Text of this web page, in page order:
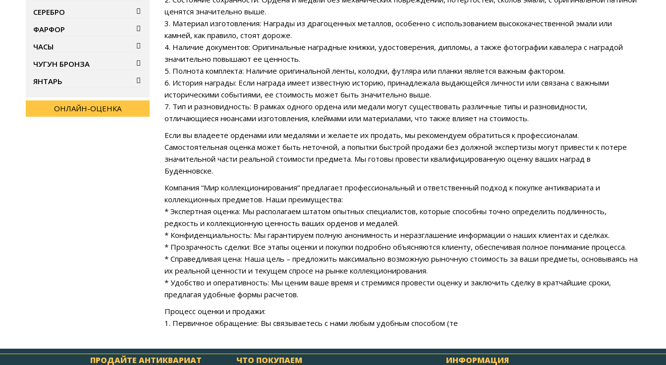
ценятся значительно выше.
3. Материал изготовления: Награды из драгоценных металлов, особенно с использованием высококачественной эмали или
камней, как правило, стоят дороже.
4. Наличие документов: Оригинальные наградные книжки, удостоверения, дипломы, а также фотографии кавалера с наградой
значительно повышают ее ценность.
5. Полнота комплекта: Наличие оригинальной ленты, колодки, футляра или планки является важным фактором.
6. История награды: Если награда имеет известную историю, принадлежала выдающейся личности или связана с важными
историческими событиями, ее стоимость может быть значительно выше.
7. Тип и разновидность: В рамках одного ордена или медали могут существовать различные типы и разновидности,
отличающиеся нюансами изготовления, клеймами или материалами, что также влияет на стоимость.
Если вы владеете орденами или медалями и желаете их продать, мы рекомендуем обратиться к профессионалам.
Самостоятельная оценка может быть неточной, а попытки быстрой продажи без должной экспертизы могут привести к потере
значительной части реальной стоимости предмета. Мы готовы провести квалифицированную оценку ваших наград в
Будённовске.
Компания “Мир коллекционирования” предлагает профессиональный и ответственный подход к покупке антиквариата и
коллекционных предметов. Наши преимущества:
* Экспертная оценка: Мы располагаем штатом опытных специалистов, которые способны точно определить подлинность,
редкость и коллекционную ценность ваших орденов и медалей.
* Конфиденциальность: Мы гарантируем полную анонимность и неразглашение информации о наших клиентах и сделках.
* Прозрачность сделки: Все этапы оценки и покупки подробно объясняются клиенту, обеспечивая полное понимание процесса.
* Справедливая цена: Наша цель – предложить максимально возможную рыночную стоимость за ваши предметы, основываясь на
их реальной ценности и текущем спросе на рынке коллекционирования.
* Удобство и оперативность: Мы ценим ваше время и стремимся провести оценку и заключить сделку в кратчайшие сроки,
предлагая удобные формы расчетов.
Процесс оценки и продажи:
1. Первичное обращение: Вы связываетесь с нами любым удобным способом (те
СЕРЕБРО
ФАРФОР
ЧАСЫ
ЧУГУН БРОНЗА
ЯНТАРЬ
ОНЛАЙН-ОЦЕНКА
ПРОДАЙТЕ АНТИКВАРИАТ ЧТО ПОКУПАЕМ ИНФОРМАЦИЯ